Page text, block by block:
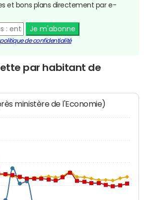
et bons plans directement par e-
Je m'abonne
de confidentialité
par habitant de
ministère de l'Economie)